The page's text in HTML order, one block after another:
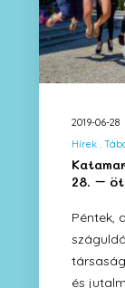
2019-06-28
Hírek
28. –
Péntek,
és